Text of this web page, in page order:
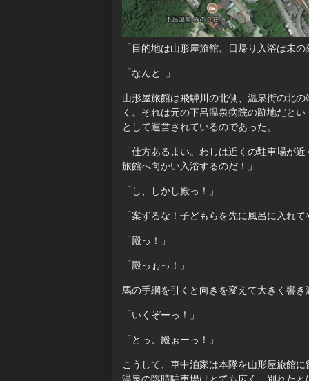
「目的地は山形屋旅館。日帰り入浴は未
「なんと…」
山形屋旅館は飛騨川の北側、温泉街の北
く。それは元の下呂温泉病院の跡地だと
として運営されているのであった。
「仕方あるまい。わしは近くの駐車場が
旅館へ向かい入浴するのだ！」
「し、しかし殿っ！」
「案ずるな！子どもらを先に風呂に入れ
「殿っ！」
「殿っぉっ！」
馬の手綱を引くと向きを変えて大きく響
「いくぞーっ！」
「とっ、殿ぉーっ！」
こうして、車中泊家は本隊を山形屋旅館